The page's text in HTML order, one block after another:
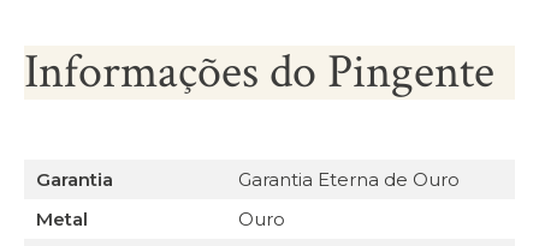
Informações do Pingente
Garantia
Garantia Eterna de Ouro
Metal
Ouro